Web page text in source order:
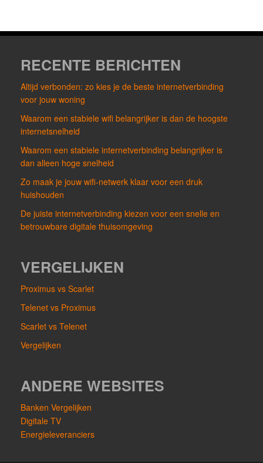
RECENTE BERICHTEN
Altijd verbonden: zo kies je de beste internetverbinding
voor jouw woning
Waarom een stabiele wifi belangrijker is dan de hoogste
internetsnelheid
Waarom een stabiele internetverbinding belangrijker is
dan alleen hoge snelheid
Zo maak je jouw wifi-netwerk klaar voor een druk
huishouden
De juiste internetverbinding kiezen voor een snelle en
betrouwbare digitale thuisomgeving
VERGELIJKEN
Proximus vs Scarlet
Telenet vs Proximus
Scarlet vs Telenet
Vergelijken
ANDERE WEBSITES
Banken Vergelijken
Digitale TV
Energieleveranciers